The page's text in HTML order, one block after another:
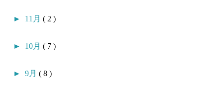
► 11月 ( 2 )
► 10月 ( 7 )
► 9月 ( 8 )